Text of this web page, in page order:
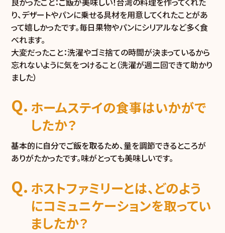
り、デザートやパンに乗せる具材を用意してくれたことがあ
って嬉しかったです。毎日果物やパンにシリアルなど多く食
べれます。
大変だったこと：洗濯やゴミ捨ての時間が決まっているから
忘れないように気をつけること（洗濯が週二回できて助かり
ました）
ホームステイの食事はいかがで
したか？
基本的に自分でご飯を取るため、量を調節できるところが
ありがたかったです。味がとっても美味しいです。
ホストファミリーとは、どのよう
にコミュニケーションを取ってい
ましたか？